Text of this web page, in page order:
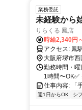
業務委託
未経験から
りらくる 鳳店
時給2,340円
アク
大阪府堺市西
勤務時間・
1時間〜
仕事内容: 「
週1日からOK シ